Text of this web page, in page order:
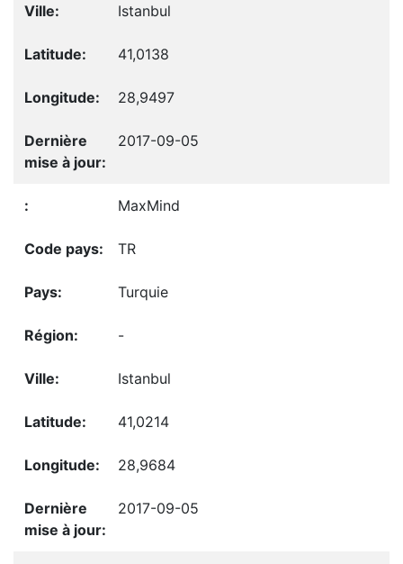
Istanbul
41,0138
28,9497
2017-09-05
MaxMind
TR
Turquie
-
Istanbul
41,0214
28,9684
2017-09-05